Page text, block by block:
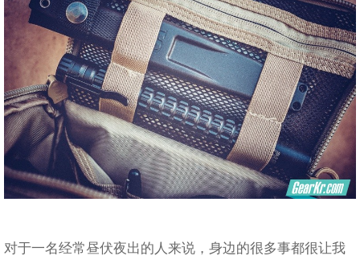
对于一名经常昼伏夜出的人来说，身边的很多事都很让我